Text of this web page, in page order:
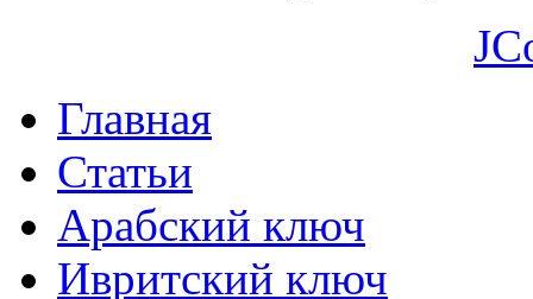
Главная
Статьи
Арабский ключ
Ивритский ключ